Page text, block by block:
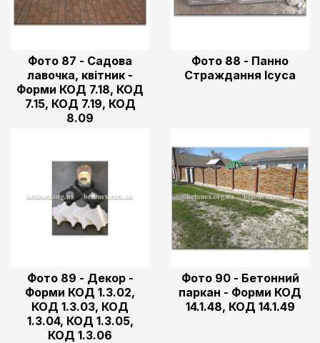
Фото 87 - Садова
лавочка, квітник -
Форми КОД 7.18, КОД
7.15, КОД 7.19, КОД
8.09
Фото 88 - Панно
Страждання Ісуса
Фото 89 - Декор -
Форми КОД 1.3.02,
КОД 1.3.03, КОД
1.3.04, КОД 1.3.05,
КОД 1.3.06
Фото 90 - Бетонний
паркан - Форми КОД
14.1.48, КОД 14.1.49